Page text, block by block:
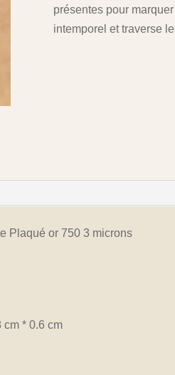
présentes pour
intemporel et traverse
Plaqué or 750 3 microns
cm * 0.6 cm